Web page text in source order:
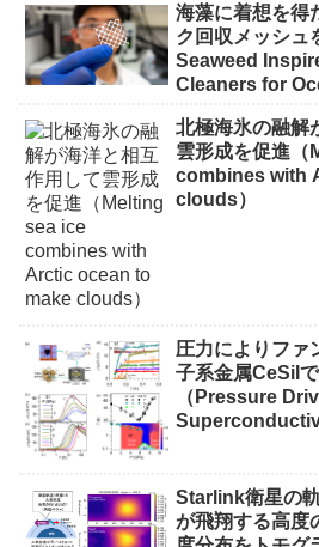
海藻に着想を得
ク回収メッシュ
Seaweed
Cleaners for
北極海氷の融解
雲形成を促進
combines with
clouds）
圧力によりファ
子系金属CeSiI
（Pressure
Starlink衛星の
が飛翔する高度